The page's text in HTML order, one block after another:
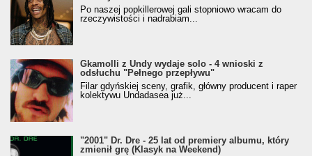
Po naszej popkillerowej gali stopniowo wracam do
rzeczywistości i nadrabiam...
Gkamolli z Undy wydaje solo - 4 wnioski z
odsłuchu "Pełnego przepływu"
Filar gdyńskiej sceny, grafik, główny producent i raper
kolektywu Undadasea już...
"2001" Dr. Dre - 25 lat od premiery albumu, który
zmienił grę (Klasyk na Weekend)